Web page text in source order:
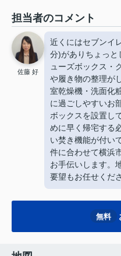
担当者のコメント
佐藤 好
近くにはセブンイ
分)がありちょっと
ューズボックス・
や履き物の整理が
室乾燥機・洗面化
に過ごしやすいお
ボックスを設置し
めに早く帰宅する
い焚き機能が付い
件に合わせて横浜
お手伝いします。
要望もお任せくだ
無料